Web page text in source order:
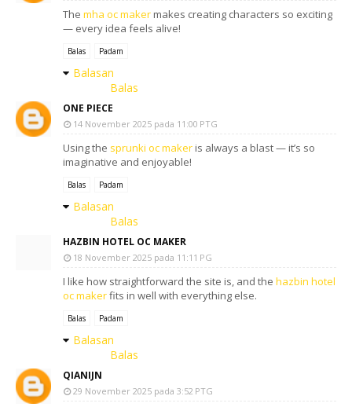
The mha oc maker makes creating characters so exciting
— every idea feels alive!
Balas Padam
Balasan
Balas
ONE PIECE
14 November 2025 pada 11:00 PTG
Using the sprunki oc maker is always a blast — it’s so
imaginative and enjoyable!
Balas Padam
Balasan
Balas
HAZBIN HOTEL OC MAKER
18 November 2025 pada 11:11 PG
I like how straightforward the site is, and the hazbin hotel
oc makerfits in well with everything else.
Balas Padam
Balasan
Balas
QIANIJN
29 November 2025 pada 3:52 PTG